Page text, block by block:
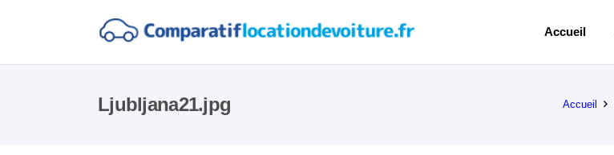
Accueil
Ljubljana21.jpg Accueil